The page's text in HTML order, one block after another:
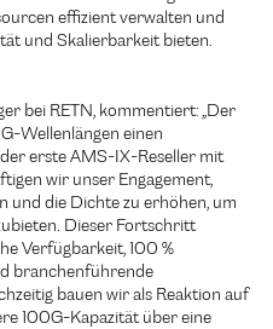
effizient verwalten und
und Skalierbarkeit bieten.
bei RETN, kommentiert: „Der
Wellenlängen einen
erste AMS-IX-Reseller mit
wir unser Engagement,
und die Dichte zu erhöhen, um
Dieser Fortschritt
Verfügbarkeit, 100 %
branchenführende
bauen wir als Reaktion auf
100G-Kapazität über eine